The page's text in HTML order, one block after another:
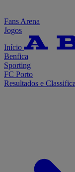
Fans Arena
Jogos
Início
Benfica
Sporting
FC Porto
Resultados e